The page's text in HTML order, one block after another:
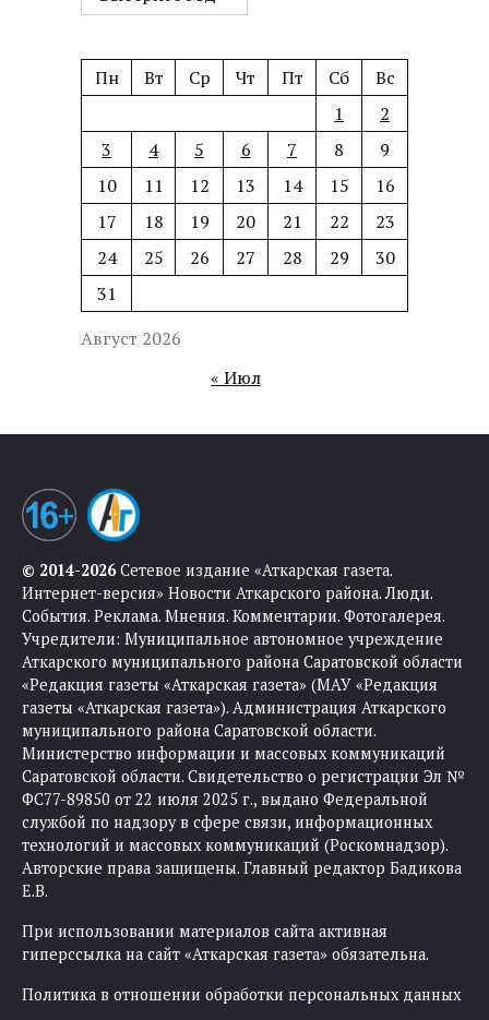
Август 2026
Пн Вт Ср Чт Пт Сб
Вс
1
2
3
4 5 6 7 8
9
10
11 12 13 14 15
16
17
18 19 20 21 22
23
24
25 26 27 28 29
30
31
« Июл
© 2014-2026Сетевое издание «Аткарская газета.
Интернет-версия» Новости Аткарского района. Люди.
События. Реклама. Мнения. Комментарии. Фотогалерея.
Учредители: Муниципальное автономное учреждение
Аткарского муниципального района Саратовской области
«Редакция газеты «Аткарская газета» (МАУ «Редакция
газеты «Аткарская газета»). Администрация Аткарского
муниципального района Саратовской области.
Министерство информации и массовых коммуникаций
Саратовской области. Свидетельство о регистрации Эл №
ФС77-89850 от 22 июля 2025 г., выдано Федеральной
службой по надзору в сфере связи, информационных
технологий и массовых коммуникаций (Роскомнадзор).
Авторские права защищены. Главный редактор Бадикова
Е.В.
При использовании материалов сайта активная
гиперссылка на сайт «Аткарская газета» обязательна.
Политика в отношении обработки персональных данных